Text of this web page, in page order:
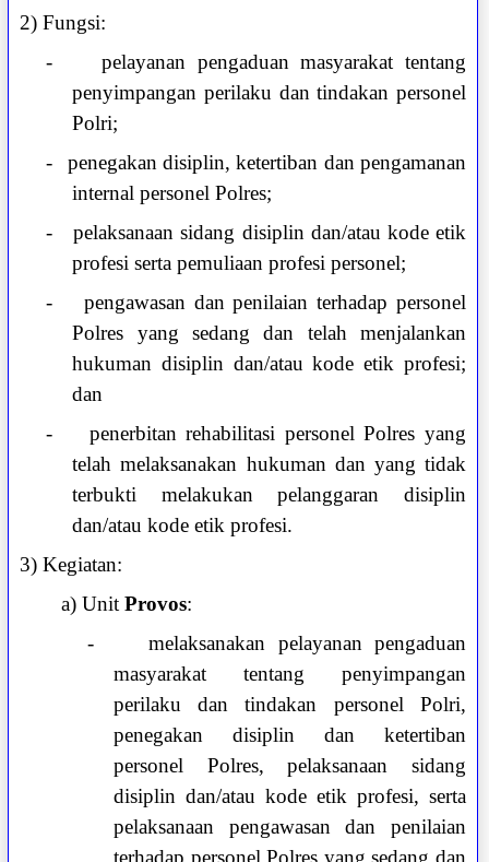
2) Fungsi:
-
pelayanan pengaduan masyarakat tentang
penyimpangan perilaku dan tindakan personel
Polri;
-
penegakan disiplin, ketertiban dan pengamanan
internal personel Polres;
-
pelaksanaan sidang disiplin dan/atau kode etik
profesi serta pemuliaan profesi personel;
-
pengawasan dan penilaian terhadap personel
Polres yang sedang dan telah menjalankan
hukuman disiplin dan/atau kode etik profesi;
dan
-
penerbitan rehabilitasi personel Polres yang
telah melaksanakan hukuman dan yang tidak
terbukti melakukan pelanggaran disiplin
dan/atau kode etik profesi.
3) Kegiatan:
a) Unit Provos:
-
melaksanakan pelayanan pengaduan
masyarakat tentang penyimpangan
perilaku dan tindakan personel Polri,
penegakan disiplin dan ketertiban
personel Polres, pelaksanaan sidang
disiplin dan/atau kode etik profesi, serta
pelaksanaan pengawasan dan penilaian
terhadap personel Polres yang sedang dan